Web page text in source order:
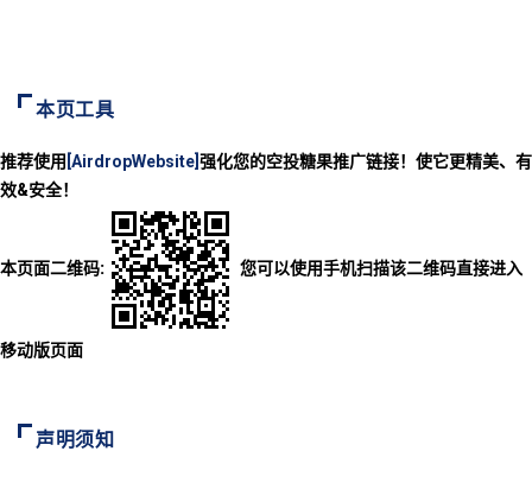
本页工具
推荐使用 [AirdropWebsite] 强化您的空投糖果推广链接！使它更精美、有
效&安全！
本页面二维码: 您可以使用手机扫描该二维码直接进入
移动版页面
声明须知